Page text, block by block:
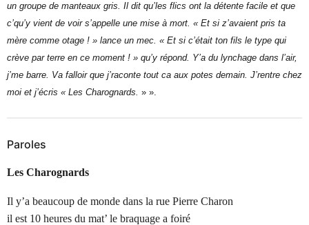
un groupe de manteaux gris. Il dit qu’les flics ont la détente facile et que
c’qu’y vient de voir s’appelle une mise à mort. « Et si z’avaient pris ta
mère comme otage ! » lance un mec. « Et si c’était ton fils le type qui
crève par terre en ce moment ! » qu’y répond. Y’a du lynchage dans l’air,
j’me barre. Va falloir que j’raconte tout ca aux potes demain. J’rentre chez
moi et j’écris « Les Charognards. » ».
Paroles
Les Charognards
Il y’a beaucoup de monde dans la rue Pierre Charon
il est 10 heures du mat’ le braquage a foiré